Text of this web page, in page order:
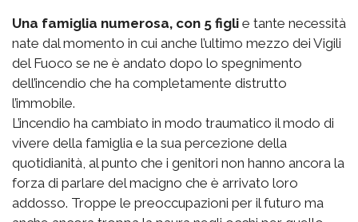
Una famiglia numerosa, con 5 figli e tante necessità
nate dal momento in cui anche l’ultimo mezzo dei Vigili
del Fuoco se ne è andato dopo lo spegnimento
dell’incendio che ha completamente distrutto
l’immobile.
L’incendio ha cambiato in modo traumatico il modo di
vivere della famiglia e la sua percezione della
quotidianità, al punto che i genitori non hanno ancora la
forza di parlare del macigno che è arrivato loro
addosso. Troppe le preoccupazioni per il futuro ma